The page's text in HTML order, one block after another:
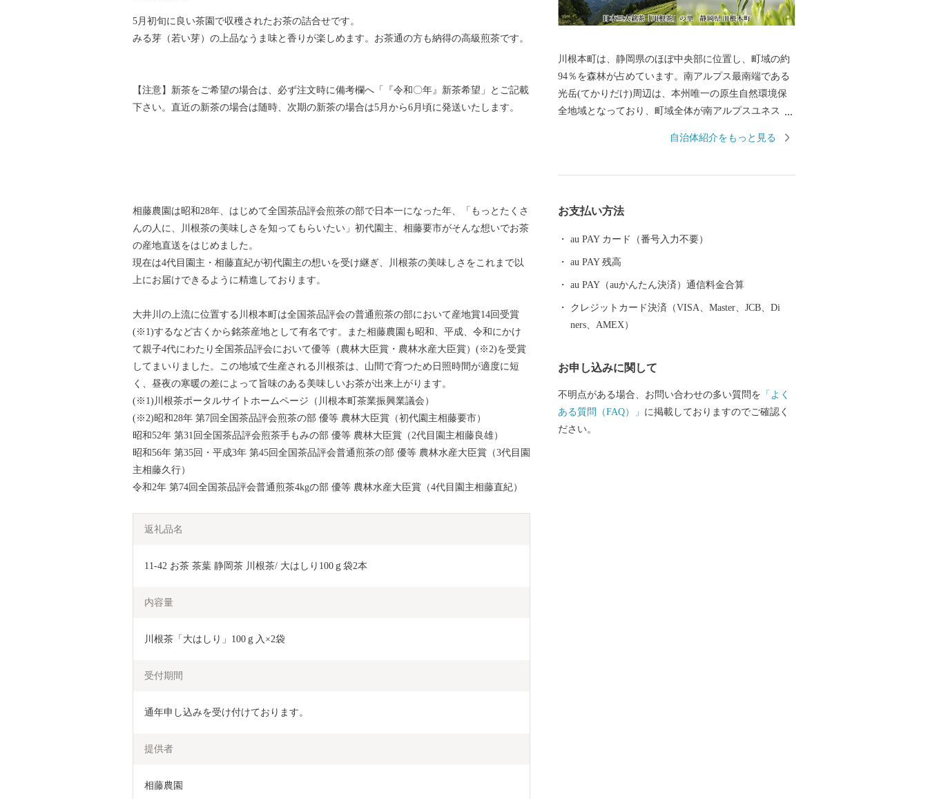
5月初旬に良い茶園で収穫されたお茶の詰合せです。
みる芽（若い芽）の上品なうま味と香りが楽しめます。お茶通の方も納得の高級煎茶です。
【注意】新茶をご希望の場合は、必ず注文時に備考欄へ「『令和〇年』新茶希望」とご記載
下さい。直近の新茶の場合は随時、次期の新茶の場合は5月から6月頃に発送いたします。
相藤農園は昭和28年、はじめて全国茶品評会煎茶の部で日本一になった年、「もっとたくさ
んの人に、川根茶の美味しさを知ってもらいたい」初代園主、相藤要市がそんな想いでお茶
の産地直送をはじめました。
現在は4代目園主・相藤直紀が初代園主の想いを受け継ぎ、川根茶の美味しさをこれまで以
上にお届けできるように精進しております。
大井川の上流に位置する川根本町は全国茶品評会の普通煎茶の部において産地賞14回受賞
(※1)するなど古くから銘茶産地として有名です。また相藤農園も昭和、平成、令和にかけ
て親子4代にわたり全国茶品評会において優等（農林大臣賞・農林水産大臣賞）(※2)を受賞
してまいりました。この地域で生産される川根茶は、山間で育つため日照時間が適度に短
く、昼夜の寒暖の差によって旨味のある美味しいお茶が出来上がります。
(※1)川根茶ポータルサイトホームページ（川根本町茶業振興業議会）
(※2)昭和28年 第7回全国茶品評会煎茶の部 優等 農林大臣賞（初代園主相藤要市）
昭和52年 第31回全国茶品評会煎茶手もみの部 優等 農林大臣賞（2代目園主相藤良雄）
昭和56年 第35回・平成3年 第45回全国茶品評会普通煎茶の部 優等 農林水産大臣賞（3代目園
主相藤久行）
令和2年 第74回全国茶品評会普通煎茶4kgの部 優等 農林水産大臣賞（4代目園主相藤直紀）
返礼品名
11-42 お茶 茶葉 静岡茶 川根茶/ 大はしり100ｇ袋2本
内容量
川根茶「大はしり」100ｇ入×2袋
受付期間
通年申し込みを受け付けております。
提供者
相藤農園
川根本町は、静岡県のほぼ中央部に位置し、町域の約
94％を森林が占めています。南アルプス最南端である
光岳(てかりだけ)周辺は、本州唯一の原生自然環境保
全地域となっており、町域全体が南アルプスユネスコ
アルプスを源とする大井川がゆったりと流れ、この地
で唯一のアプト式鉄道が運行し、悠然と流れる大井川
す。
自治体紹介をもっと見る
お支払い方法
au PAY カード（番号入力不要）
au PAY 残高
au PAY（auかんたん決済）通信料金合算
クレジットカード決済（VISA、Master、JCB、Di
ners、AMEX）
お申し込みに関して
不明点がある場合、お問い合わせの多い質問を 「よく
ある質問（FAQ）」 に掲載しておりますのでご確認く
ださい。